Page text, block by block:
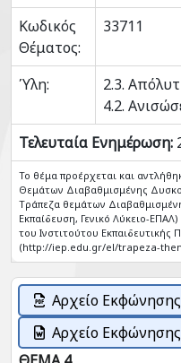
Κωδικός
Θέματος:
33711
Ύλη:
2.3.
4.2.
Τελευταία Ενημέρωση:
Το θέμα προέρχεται και
Θεμάτων Διαβαθμισμένης
Tράπεζα θεμάτων
Εκπαίδευση, Γενικό Λύκειο-
του Ινστιτούτου Εκπαιδευτικής
(http://iep.edu.gr/el/trapeza-
Αρχείο
Αρχείο